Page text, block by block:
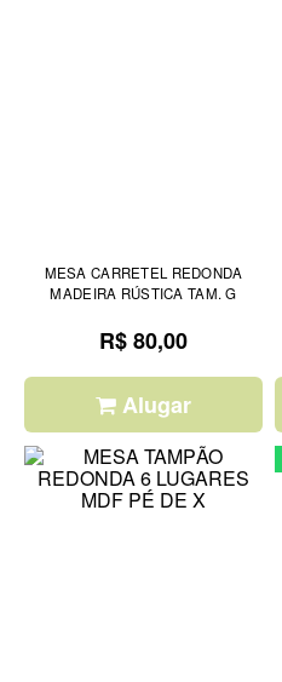
MESA CARRETEL REDONDA
MADEIRA RÚSTICA TAM. G
R$ 80,00
Alugar